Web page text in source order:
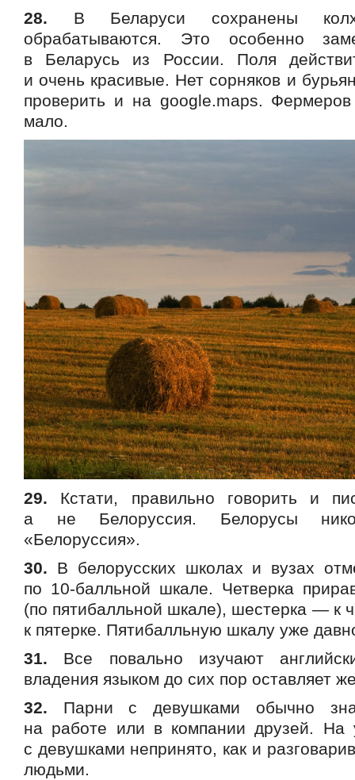
28. В Беларуси сохранены
обрабатываются. Это особенно
в Беларусь из России. Поля
и очень красивые. Нет сорняков и
проверить и на google.maps.
мало.
29. Кстати, правильно говорить и
а не Белоруссия. Белорусы
«Белоруссия».
30. В белорусских школах и вузах
по 10-балльной шкале. Четверка
(по пятибалльной шкале), шестерка — к
к пятерке. Пятибалльную шкалу уже
31. Все повально изучают
владения языком до сих пор оставляет
32. Парни с девушками обычно
на работе или в компании друзей. На
с девушками непринято, как и
людьми.